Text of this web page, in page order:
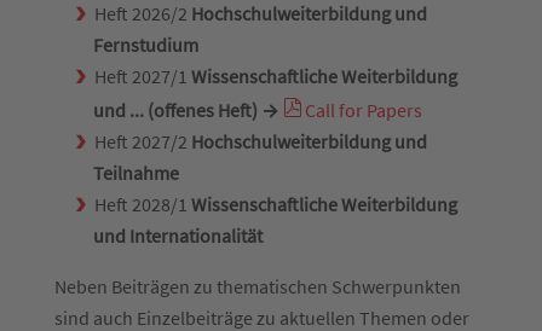
Heft 2026/2 Hochschulweiterbildung und
Fernstudium
Heft 2027/1Wissenschaftliche Weiterbildung
und ... (offenes Heft) →
Call for Papers
Heft 2027/2 Hochschulweiterbildung und
Teilnahme
Heft 2028/1Wissenschaftliche Weiterbildung
und Internationalität
Neben Beiträgen zu thematischen Schwerpunkten
sind auch Einzelbeiträge zu aktuellen Themen oder